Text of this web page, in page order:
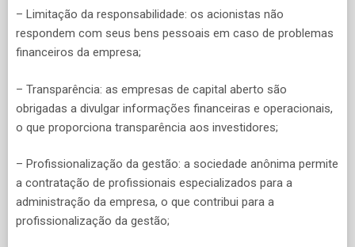
– Limitação da responsabilidade: os acionistas não
respondem com seus bens pessoais em caso de problemas
financeiros da empresa;
– Transparência: as empresas de capital aberto são
obrigadas a divulgar informações financeiras e operacionais,
o que proporciona transparência aos investidores;
– Profissionalização da gestão: a sociedade anônima permite
a contratação de profissionais especializados para a
administração da empresa, o que contribui para a
profissionalização da gestão;